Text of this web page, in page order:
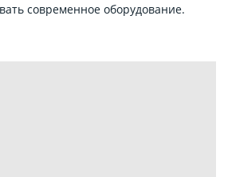
современное оборудование.